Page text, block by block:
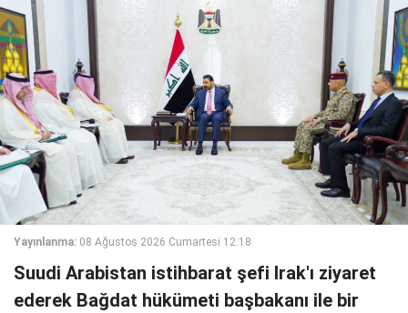
Yayınlanma: 08 Ağustos 2026 Cumartesi 12:18
Suudi Arabistan istihbarat şefi Irak'ı ziyaret
ederek Bağdat hükümeti başbakanı ile bir